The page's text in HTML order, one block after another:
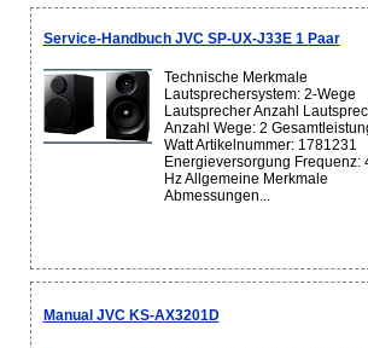
Service-Handbuch JVC SP-UX-J33E 1 Paar
Technische Merkmale
Lautsprechersystem: 2-Wege
Lautsprecher Anzahl
Anzahl Wege: 2
Watt Artikelnummer: 1781231
Energieversorgung Frequenz:
Hz Allgemeine Merkmale
Abmessungen...
Manual JVC KS-AX3201D